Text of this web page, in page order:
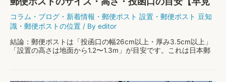
表つき】
コラム ・ ブログ ・ 新着情報 ・ 郵便ポスト 設置 ・ 郵便ポスト 豆知
識 ・ 郵便ポストの位置 / By editor
結論：郵便ポストは「投函口の幅26cm以上・厚み3.5cm以上」
「設置の高さは地面から1.2〜1.3m」が目安です。これは日本郵